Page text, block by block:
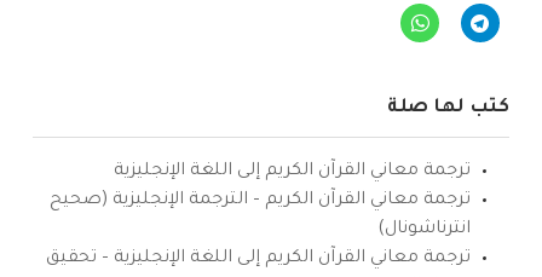
كتب لها صلة
ترجمة معاني القرآن الكريم إلى اللغة الإنجليزية
ترجمة معاني القرآن الكريم – الترجمة الإنجليزية (صحيح
انترناشونال)
ترجمة معاني القرآن الكريم إلى اللغة الإنجليزية – تحقيق